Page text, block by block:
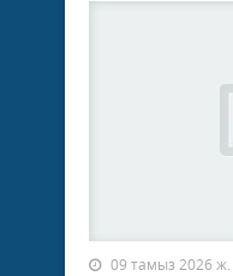
09 тамыз 2026 ж.